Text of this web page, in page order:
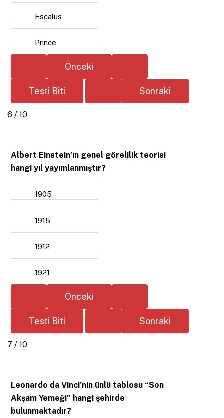
Escalus
Prince
6 / 10
Albert Einstein’ın genel görelilik teorisi
hangi yıl yayımlanmıştır?
1905
1915
1912
1921
7 / 10
Leonardo da Vinci’nin ünlü tablosu “Son
Akşam Yemeği” hangi şehirde
bulunmaktadır?